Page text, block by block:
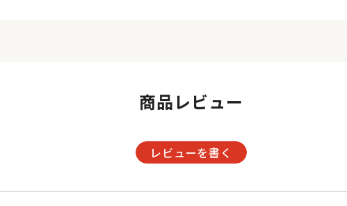
商品レビュー
レビューを書く